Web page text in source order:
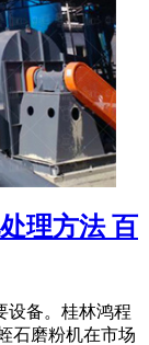
理方法 百
设备。桂林鸿程
石磨粉机在市场